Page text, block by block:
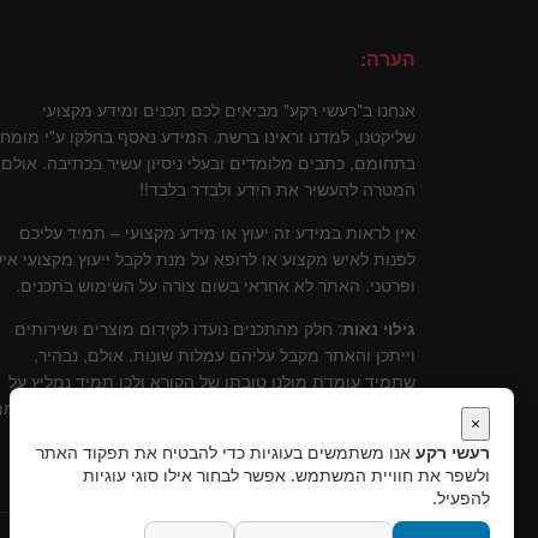
הערה:
אנחנו ב"רעשי רקע" מביאים לכם תכנים ומידע מקצועי
שליקטנו, למדנו וראינו ברשת. המידע נאסף בחלקו ע"י
בתחומם, כתבים מלומדים ובעלי ניסיון עשיר בכתיבה. אולם
המטרה להעשיר את הידע ולבדר בלבד!!
אין לראות במידע זה יעוץ או מידע מקצועי – תמיד עליכם
לפנות לאיש מקצוע או לרופא על מנת לקבל ייעוץ מקצועי
ופרטני. האתר לא אחראי בשום צורה על השימוש בתכנים.
גילוי נאות: חלק מהתכנים נועדו לקידום מוצרים ושירותים
וייתכן והאתר מקבל עליהם עמלות שונות. אולם, נבהיר,
שתמיד עומדת מולנו טובתו של הקורא ולכן תמיד נמליץ על
שירותים ומוצרים שלדעתינו עומדים בסטנרט איכותי
×
רעשי רקע אנו משתמשים בעוגיות כדי להבטיח את תפקוד האתר
ולשפר את חוויית המשתמש. אפשר לבחור אילו סוגי עוגיות
להפעיל.